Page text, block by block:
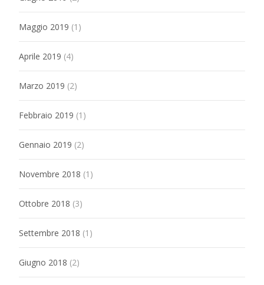
Maggio 2019 (1)
Aprile 2019 (4)
Marzo 2019 (2)
Febbraio 2019 (1)
Gennaio 2019 (2)
Novembre 2018 (1)
Ottobre 2018 (3)
Settembre 2018 (1)
Giugno 2018 (2)